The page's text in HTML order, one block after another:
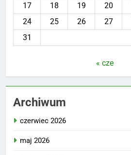
17
18 19 20
24
25 26 27
31
« cze
Archiwum
czerwiec 2026
maj 2026